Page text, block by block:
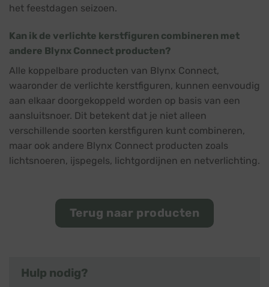
het feestdagen seizoen.
Kan ik de verlichte kerstfiguren combineren met
andere Blynx Connect producten?
Alle koppelbare producten van Blynx Connect,
waaronder de verlichte kerstfiguren, kunnen eenvoudig
aan elkaar doorgekoppeld worden op basis van een
aansluitsnoer. Dit betekent dat je niet alleen
verschillende soorten kerstfiguren kunt combineren,
maar ook andere Blynx Connect producten zoals
lichtsnoeren, ijspegels, lichtgordijnen en netverlichting.
Terug naar producten
Hulp nodig?